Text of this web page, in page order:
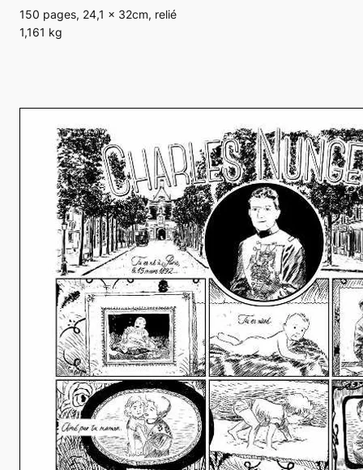
150 pages, 24,1 x 32cm, relié
1,161 kg